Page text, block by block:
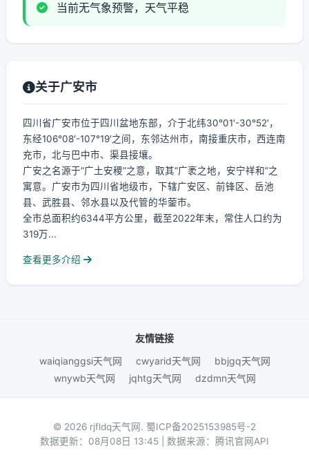
当前无气象预警，天气平稳
关于广安市
四川省广安市位于四川盆地东部，介于北纬30°01′-30°52′，
东经106°08′-107°19′之间，东邻达州市，南接重庆市，西连南
充市，北与巴中市、渠县接壤。
广安之名源于“广土安稷”之意，取其“广袤之地，安宁祥和”之
寓意。广安市为四川省地级市，下辖广安区、前锋区、岳池
县、武胜县、邻水县以及代管的华蓥市。
全市总面积约6344平方公里，截至2022年末，常住人口约为
319万...
查看更多介绍
友情链接
waiqianggsi天气网
cwyarid天气网
bbjgq天气网
wnywb天气网
jqhtg天气网 dzdmn天气网
© 2026 rjfldq天气网. 蜀ICP备2025153985号-2
数据更新：08月08日 13:45 | 数据来源：腾讯官网API